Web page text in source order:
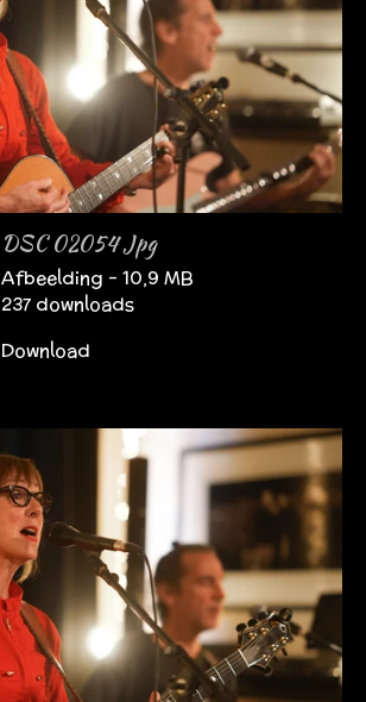
DSC 02054 Jpg
Afbeelding – 10,9 MB
237 downloads
Download